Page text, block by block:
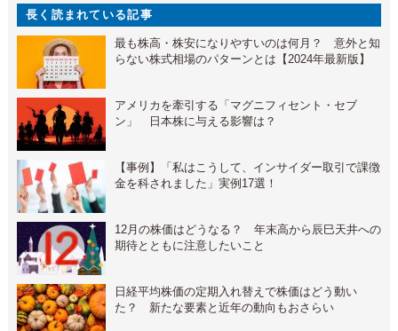
長く読まれている記事
最も株高・株安になりやすいのは何月？ 意外と知
らない株式相場のパターンとは【2024年最新版】
アメリカを牽引する「マグニフィセント・セブ
ン」 日本株に与える影響は？
【事例】「私はこうして、インサイダー取引で課徴
金を科されました」実例17選！
12月の株価はどうなる？ 年末高から辰巳天井への
期待とともに注意したいこと
日経平均株価の定期入れ替えで株価はどう動い
た？ 新たな要素と近年の動向もおさらい